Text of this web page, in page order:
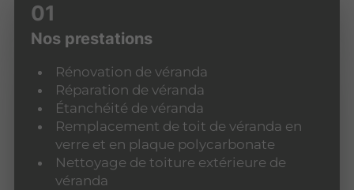
Nos prestations
Rénovation de véranda
Réparation de véranda
Étanchéité de véranda
Remplacement de toit de véranda en
verre et en plaque polycarbonate
Nettoyage de toiture extérieure de
véranda